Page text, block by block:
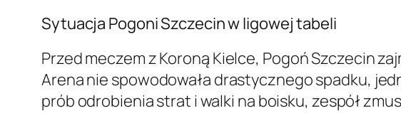
Sytuacja Pogoni Szczecin w ligowej tabeli
Przed meczem z Koroną Kielce, Pogoń Szczecin
Arena nie spowodowała drastycznego spadku,
prób odrobienia strat i walki na boisku, zespół